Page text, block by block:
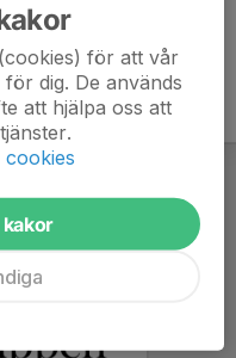
för att vår
dig. De används
att hjälpa oss att
cookies
kakor